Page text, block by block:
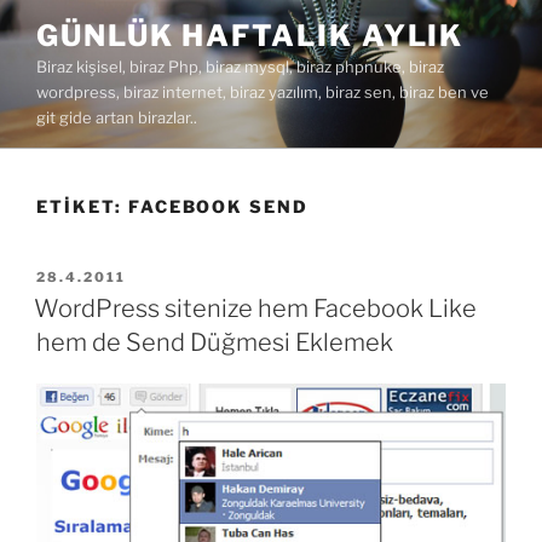
İçeriğe
geç
GÜNLÜK HAFTALIK AYLIK
Biraz kişisel, biraz Php, biraz mysql, biraz phpnuke, biraz
wordpress, biraz internet, biraz yazılım, biraz sen, biraz ben ve
git gide artan birazlar..
ETIKET: FACEBOOK SEND
YAYIM
TARIHI
28.4.2011
WordPress sitenize hem Facebook Like
hem de Send Düğmesi Eklemek